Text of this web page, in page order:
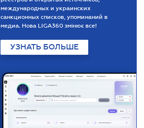
международных и украинских
санкционных списков, упоминаний в
медиа. Нова LIGA360 змінює все!
УЗНАТЬ БОЛЬШЕ